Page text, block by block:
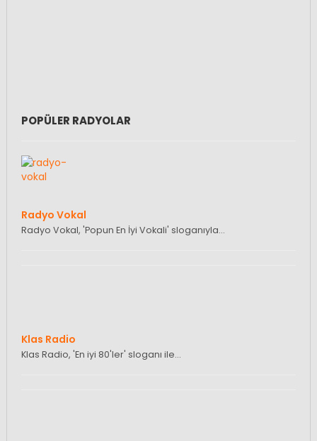
POPÜLER RADYOLAR
Radyo Vokal
Radyo Vokal, 'Popun En İyi Vokali' sloganıyla…
Klas Radio
Klas Radio, 'En iyi 80'ler' sloganı ile…